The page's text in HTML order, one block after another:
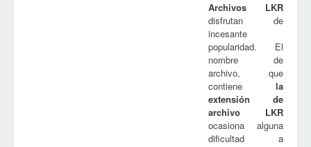
Archivos LKR
disfrutan de
incesante
popularidad. El
nombre de
archivo, que
contiene la
extensión de
archivo LKR
ocasiona alguna
dificultad a